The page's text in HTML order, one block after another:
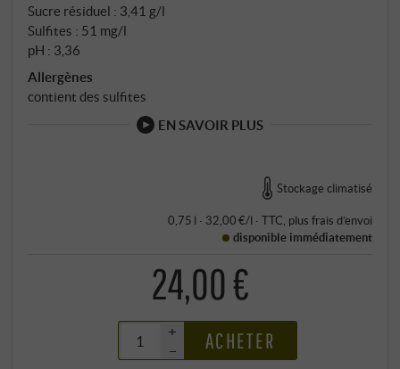
Sucre résiduel : 3,41 g/l
Sulfites : 51 mg/l
pH : 3,36
Allergènes
contient des sulfites
EN SAVOIR PLUS
Stockage climatisé
0,75 l · 32,00 €/l · TTC , plus frais d’envoi
disponible immédiatement
24,00 €
+
–
ACHETER